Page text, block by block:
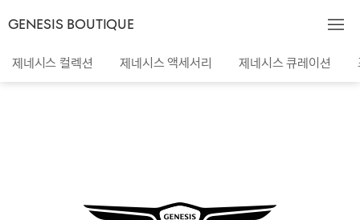
GENESIS BOUTIQUE
제네시스 컬렉션 제네시스 액세서리 제네시스 큐레이션